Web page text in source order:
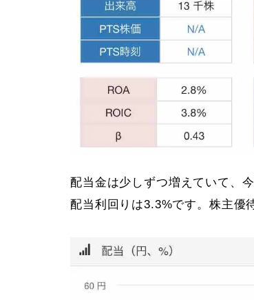
配当金は少しずつ増えていて、
配当利回りは3.3%です。株主優